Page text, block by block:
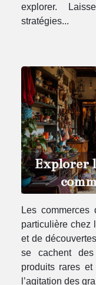
explorer.
stratégies...
Explorer
Les commerces
particulière chez
et de
se cachent des
produits rares
l’agitation des